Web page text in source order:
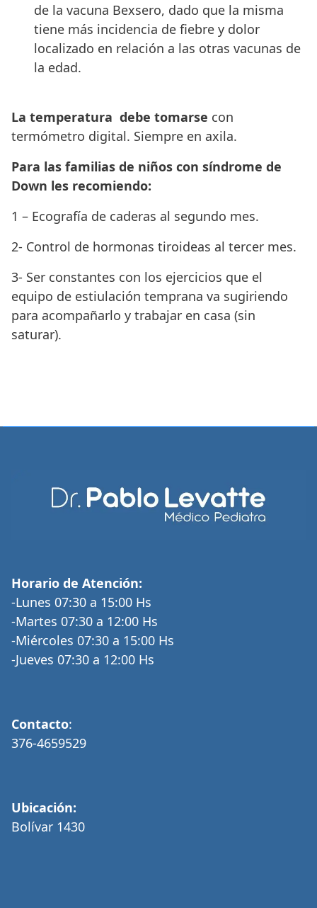
de la vacuna Bexsero, dado que la misma
tiene más incidencia de fiebre y dolor
localizado en relación a las otras vacunas de
la edad.
La temperatura debe tomarse con
termómetro digital. Siempre en axila.
Para las familias de niños con síndrome de
Down les recomiendo:
1 – Ecografía de caderas al segundo mes.
2- Control de hormonas tiroideas al tercer mes.
3- Ser constantes con los ejercicios que el
equipo de estiulación temprana va sugiriendo
para acompañarlo y trabajar en casa (sin
saturar).
Horario de Atención:
-Lunes 07:30 a 15:00 Hs
-Martes 07:30 a 12:00 Hs
-Miércoles 07:30 a 15:00 Hs
-Jueves 07:30 a 12:00 Hs
Contacto:
376-4659529
Ubicación:
Bolívar 1430